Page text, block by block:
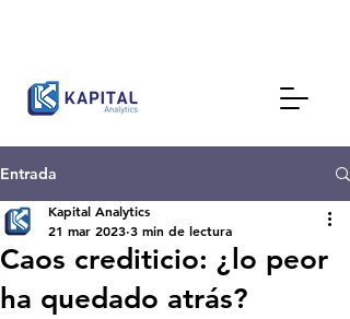
Entrada
Caos crediticio: ¿lo peor
ha quedado atrás?
Kapital Analytics
21 mar 2023 3 min de lectura